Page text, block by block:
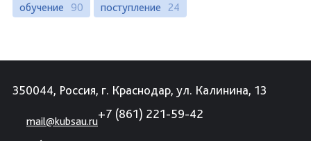
обучение 90 поступление 24
350044, Россия, г. Краснодар, ул. Калинина, 13
mail@kubsau.ru
+7 (861) 221-59-42